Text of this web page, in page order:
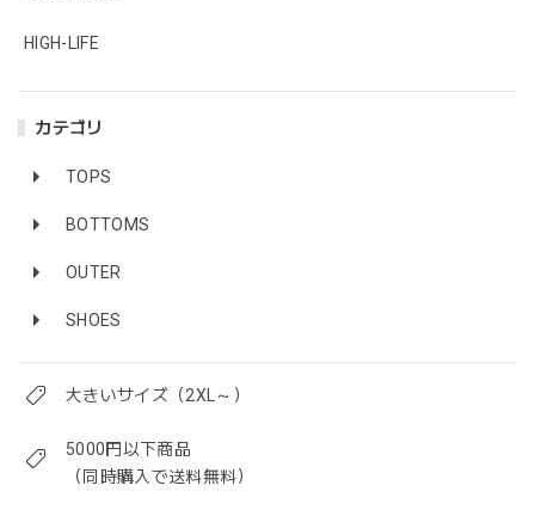
HIGH-LIFE
カテゴリ
TOPS
BOTTOMS
OUTER
SHOES
大きいサイズ（2XL～）
5000円以下商品
（同時購入で送料無料）